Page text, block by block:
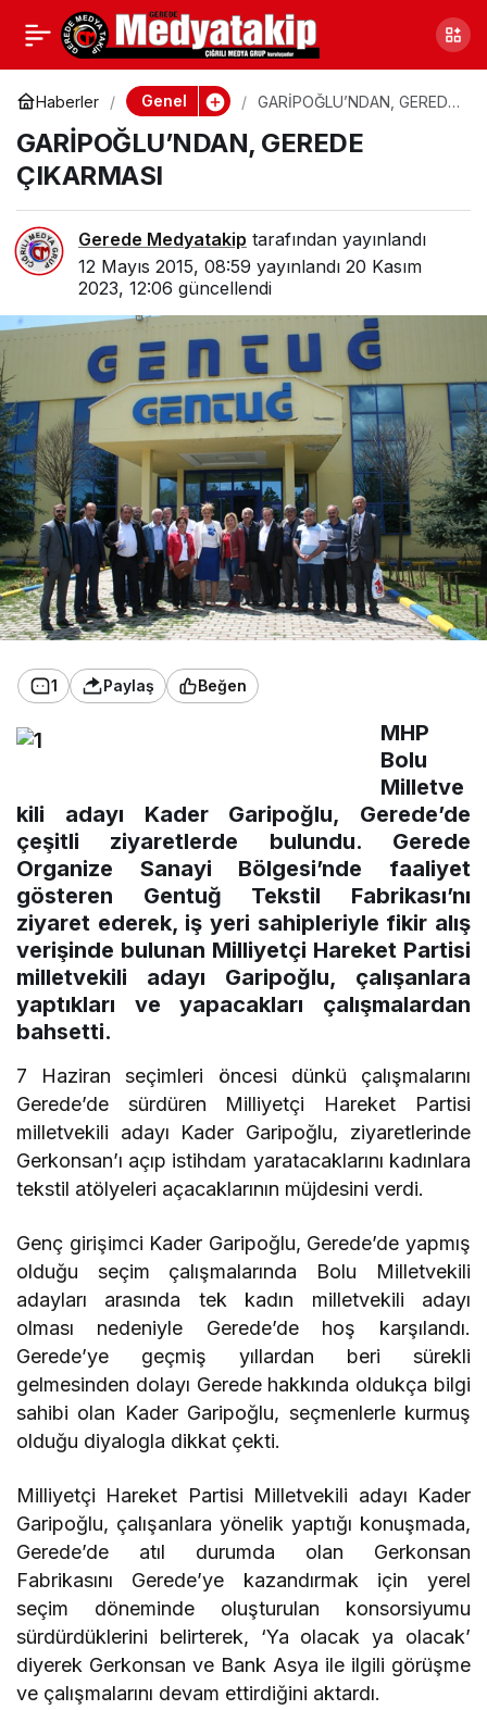
Haberler Genel
GARİPOĞLU’NDAN, GEREDE
GARİPOĞLU’NDAN, GEREDE
ÇIKARMASI
Gerede Medyatakip tarafından yayınlandı
12 Mayıs 2015, 08:59 yayınlandı 20 Kasım
2023, 12:06 güncellendi
1 Paylaş Beğen
MHP
Bolu
Milletve
kili adayı Kader Garipoğlu, Gerede’de
çeşitli ziyaretlerde bulundu. Gerede
Organize Sanayi Bölgesi’nde faaliyet
gösteren Gentuğ Tekstil Fabrikası’nı
ziyaret ederek, iş yeri sahipleriyle fikir alış
verişinde bulunan Milliyetçi Hareket Partisi
milletvekili adayı Garipoğlu, çalışanlara
yaptıkları ve yapacakları çalışmalardan
bahsetti.
7 Haziran seçimleri öncesi dünkü çalışmalarını
Gerede’de sürdüren Milliyetçi Hareket Partisi
milletvekili adayı Kader Garipoğlu, ziyaretlerinde
Gerkonsan’ı açıp istihdam yaratacaklarını kadınlara
tekstil atölyeleri açacaklarının müjdesini verdi.
Genç girişimci Kader Garipoğlu, Gerede’de yapmış
olduğu seçim çalışmalarında Bolu Milletvekili
adayları arasında tek kadın milletvekili adayı
olması nedeniyle Gerede’de hoş karşılandı.
Gerede’ye geçmiş yıllardan beri sürekli
gelmesinden dolayı Gerede hakkında oldukça bilgi
sahibi olan Kader Garipoğlu, seçmenlerle kurmuş
olduğu diyalogla dikkat çekti.
Milliyetçi Hareket Partisi Milletvekili adayı Kader
Garipoğlu, çalışanlara yönelik yaptığı konuşmada,
Gerede’de atıl durumda olan Gerkonsan
Fabrikasını Gerede’ye kazandırmak için yerel
seçim döneminde oluşturulan konsorsiyumu
sürdürdüklerini belirterek, ‘Ya olacak ya olacak’
diyerek Gerkonsan ve Bank Asya ile ilgili görüşme
ve çalışmalarını devam ettirdiğini aktardı.
280 ÖĞRENCİ YARIŞTI Paylaş